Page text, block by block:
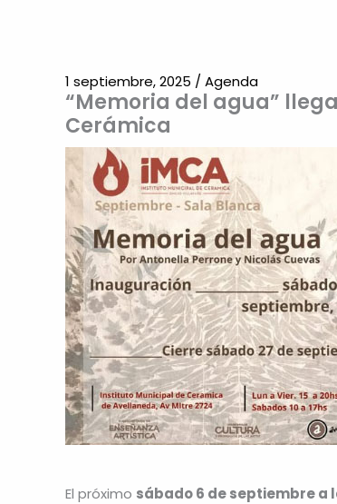
“Memoria del agua”
Cerámica
1 septiembre, 2025 / Agenda
El próximo sábado 6 de septiembre a